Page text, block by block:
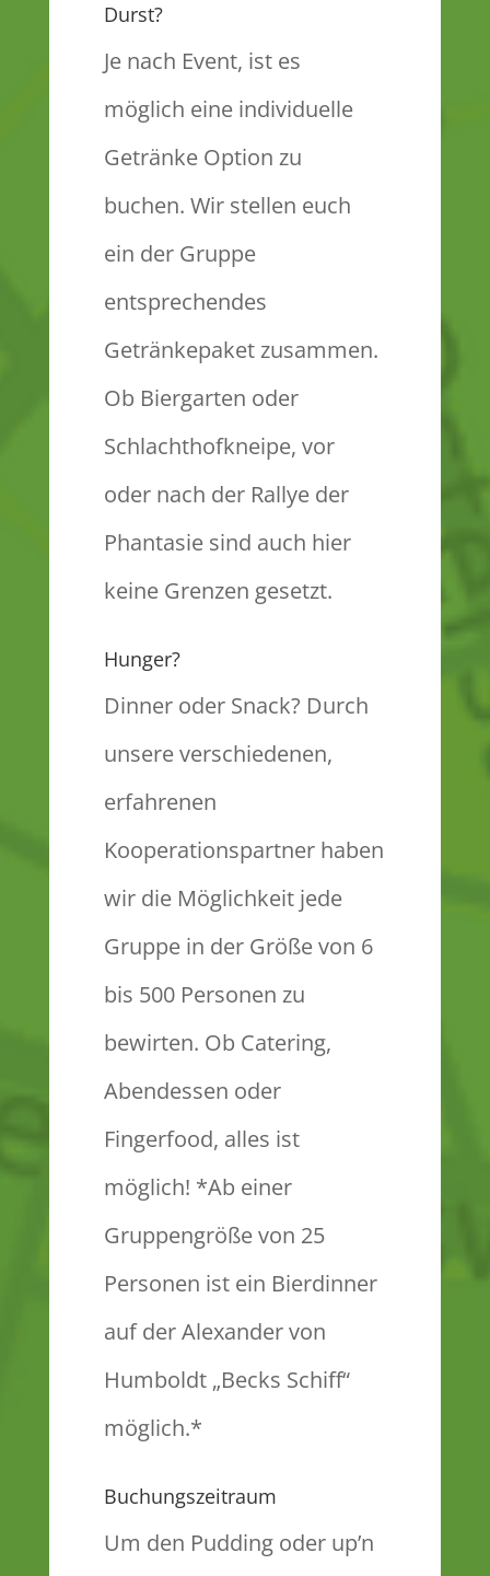
Durst?
Je nach Event, ist es
möglich eine individuelle
Getränke Option zu
buchen. Wir stellen euch
ein der Gruppe
entsprechendes
Getränkepaket zusammen.
Ob Biergarten oder
Schlachthofkneipe, vor
oder nach der Rallye der
Phantasie sind auch hier
keine Grenzen gesetzt.
Hunger?
Dinner oder Snack? Durch
unsere verschiedenen,
erfahrenen
Kooperationspartner haben
wir die Möglichkeit jede
Gruppe in der Größe von 6
bis 500 Personen zu
bewirten. Ob Catering,
Abendessen oder
Fingerfood, alles ist
möglich! *Ab einer
Gruppengröße von 25
Personen ist ein Bierdinner
auf der Alexander von
Humboldt „Becks Schiff“
möglich.*
Buchungszeitraum
Um den Pudding oder up’n